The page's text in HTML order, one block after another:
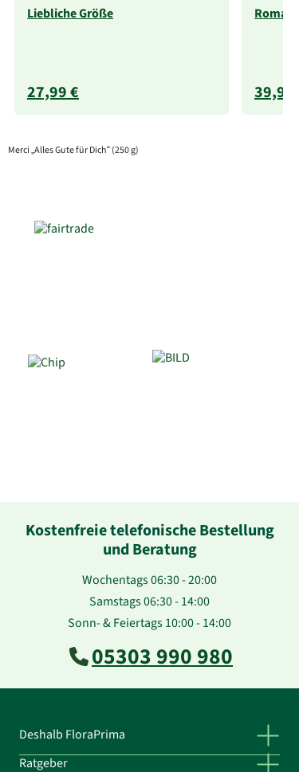
Liebliche Größe
27,99 € 39,99 €
Merci „Alles Gute für Dich“ (250 g)
Kostenfreie telefonische Bestellung
und Beratung
Wochentags 06:30 - 20:00
Samstags 06:30 - 14:00
Sonn- & Feiertags 10:00 - 14:00
05303 990 980
Deshalb FloraPrima
Ratgeber